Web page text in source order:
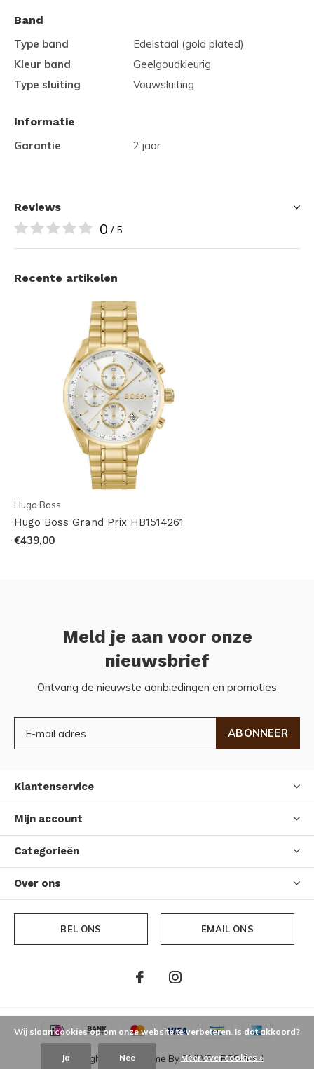
Band
Type band
Edelstaal (gold plated)
Kleur band
Geelgoudkleurig
Type sluiting
Vouwsluiting
Informatie
Garantie
2 jaar
Reviews
0 / 5
Recente artikelen
Hugo Boss
Hugo Boss Grand Prix HB1514261
€439,00
Meld je aan voor onze
nieuwsbrief
Ontvang de nieuwste aanbiedingen en promoties
ABONNEER
Klantenservice
Mijn account
Categorieën
Over ons
BEL ONS EMAIL ONS
© Copyright 2026- Theme ByDMWS-RSS-feed
Wij slaan cookies op om onze website te verbeteren. Is dat akkoord?
Ja Nee Meer over cookies »